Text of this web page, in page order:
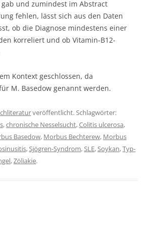
und zumindest im Abstract
fehlen, lässt sich aus den Daten
ob die Diagnose mindestens einer
korreliert und ob Vitamin-B12-
Kontext geschlossen, da
M. Basedow genannt werden.
veröffentlicht. Schlagwörter:
,chronische Nesselsucht,Colitis ulcerosa,
Basedow, Morbus Bechterew, Morbus
,Sjögren-Syndrom,SLE,Soykan,Typ-
,Zöliakie.